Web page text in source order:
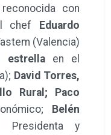
con
chef Eduardo
(Valencia)
estrella en el
David Torres,
Rural; Paco
Belén
Presidenta y